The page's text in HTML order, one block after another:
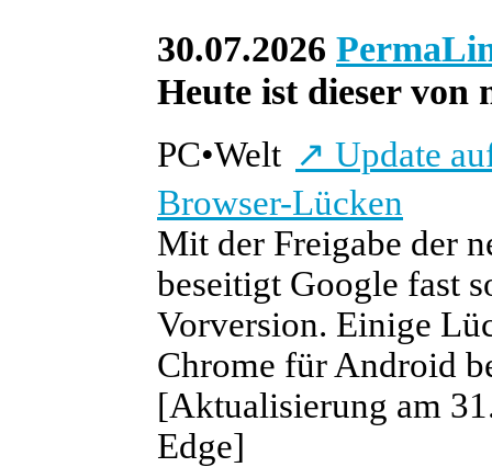
30.07.2026
Heute ist dieser von
PC•Welt ↗ Update
Browser-Lücken
Mit der Freigabe der
beseitigt Google fast
Vorversion. Einige
Chrome für Android
[Aktualisierung am
Edge]